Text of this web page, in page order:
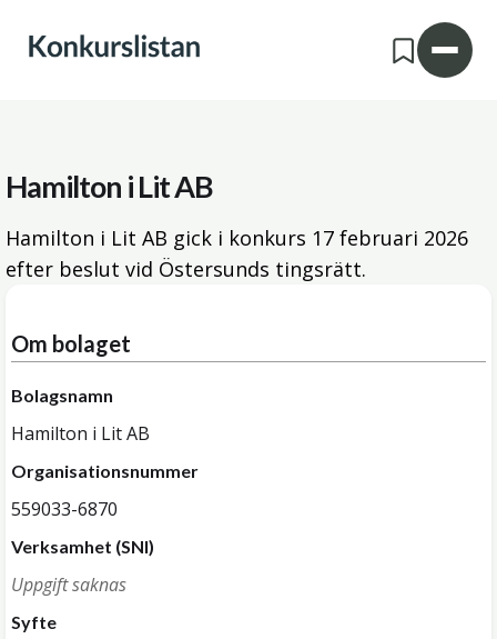
Hamilton i Lit AB
Hamilton i Lit AB gick i konkurs 17 februari 2026
efter beslut vid Östersunds tingsrätt.
Om bolaget
Bolagsnamn
Hamilton i Lit AB
Organisationsnummer
559033-6870
Verksamhet (SNI)
Uppgift saknas
Syfte